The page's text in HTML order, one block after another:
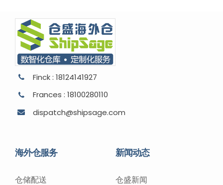
Finck : 18124141927
Frances : 18100280110
dispatch@shipsage.com
海外仓服务
仓储配送
新闻动态
仓盛新闻